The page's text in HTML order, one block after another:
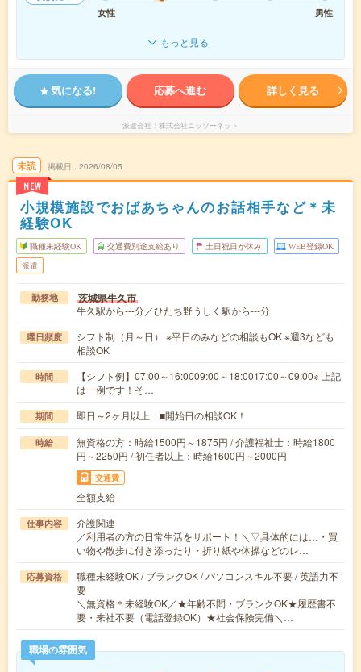
女性
男性
もっと見る
気になる! 応募へ進む 詳しく見る
派遣会社 株式会社ニッソーネット
未読
NEW
掲載日 2026/08/05
小規模施設でおばあちゃんのお話相手など＊未
経験OK
職種未経験OK 交通費別途支給あり 土日祝日が休み WEB登録OK
派遣
勤務地 茨城県牛久市
牛久駅から---分／ひたち野うしく駅から---分
曜日頻度
シフト制（月～日） ※平日のみなどの相談もOK ※週3なども
相談OK
時間
【シフト例】07:00～16:0009:00～18:0017:00～09:00※ 上記
は一例です！そ…
期間 即日～2ヶ月以上 ■開始日の相談OK！
時給
無資格の方：時給1500円～1875円 / 介護福祉士：時給1800
円～2250円 / 初任者以上：時給1600円～2000円
交通費
全額支給
仕事内容
介護関連
／利用者の方の日常生活をサポート！＼▽具体的には…・買
い物や散歩に付き添ったり・折り紙や体操などのレ…
応募資格
職種未経験OK / ブランクOK / パソコンスキル不要 / 英語力不
要
＼無資格＊未経験OK／★年齢不問・ブランクOK★履歴書不
要・来社不要（電話登録OK）★社会保険完備＼…
職場の雰囲気